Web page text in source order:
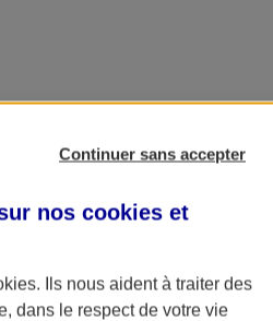
Continuer sans accepter
nos cookies et
. Ils nous aident à traiter des
dans le respect de votre vie